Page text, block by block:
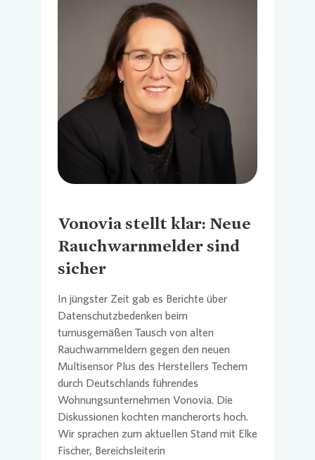
Loading...
Vonovia stellt klar: Neue
Rauchwarnmelder sind
sicher
In jüngster Zeit gab es Berichte über
Datenschutzbedenken beim
turnusgemäßen Tausch von alten
Rauchwarnmeldern gegen den neuen
Multisensor Plus des Herstellers Techem
durch Deutschlands führendes
Wohnungsunternehmen Vonovia. Die
Diskussionen kochten mancherorts hoch.
Wir sprachen zum aktuellen Stand mit Elke
Fischer, Bereichsleiterin